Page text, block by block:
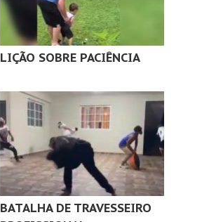
LIÇÃO SOBRE PACIÊNCIA
BATALHA DE TRAVESSEIRO